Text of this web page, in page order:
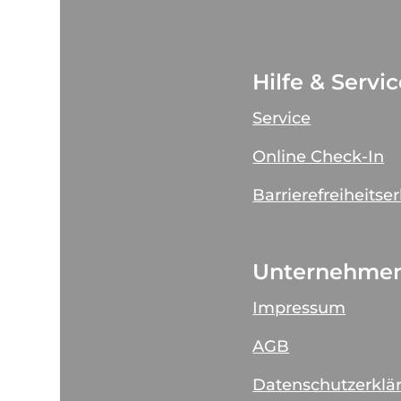
Hilfe &
Service
Online Check-In
Impressum
AGB